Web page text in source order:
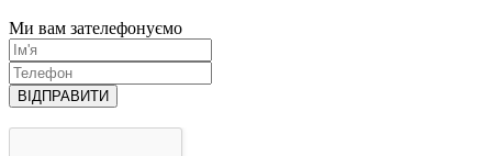
Ми вам зателефонуємо
ВІДПРАВИТИ